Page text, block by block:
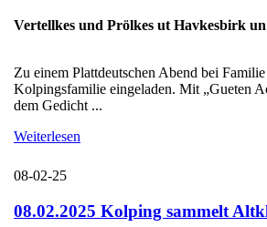
Vertellkes und Prölkes ut Havkesbirk
Zu einem Plattdeutschen Abend bei
Kolpingsfamilie eingeladen. Mit „Gueten
dem Gedicht ...
Weiterlesen
08-02-25
08.02.2025 Kolping sammelt